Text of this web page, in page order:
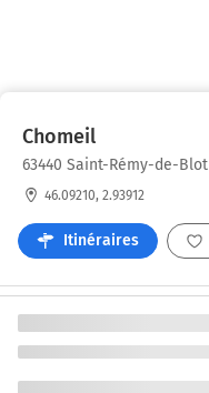
Chomeil
63440 Saint-Rémy-de-Blot
46.09210, 2.93912
Itinéraires